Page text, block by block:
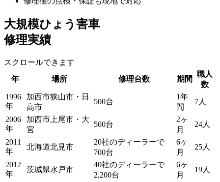
大規模ひょう害車
修理実績
スクロールできます
年
場所 修理台数 期間
職人
数
1996
年
加西市狭山市・日
高市
500台
1年
間
7人
2006
年
加西市上尾市・大
宮
500台
2ヶ
月
24人
2011
年
北海道北見市
20社のディーラーで
700台
6ヶ
月
25人
2012
年
茨城県水戸市
40社のディーラーで
2,200台
6ヶ
月
19人